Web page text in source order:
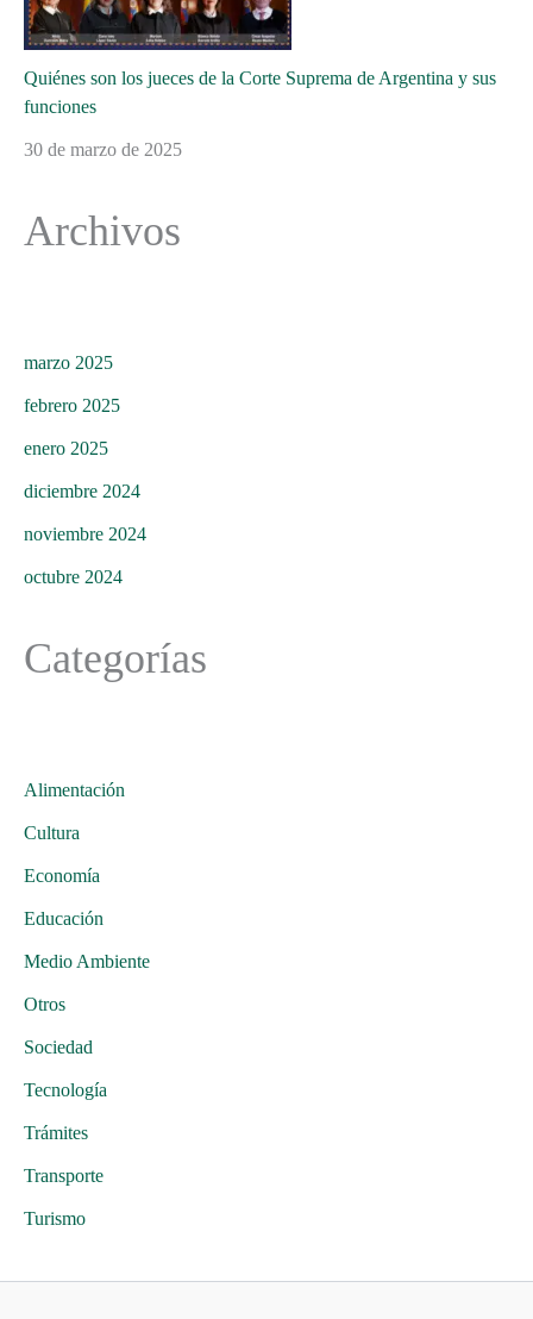
Quiénes son los jueces de la Corte Suprema de Argentina y sus
funciones
30 de marzo de 2025
Archivos
marzo 2025
febrero 2025
enero 2025
diciembre 2024
noviembre 2024
octubre 2024
Categorías
Alimentación
Cultura
Economía
Educación
Medio Ambiente
Otros
Sociedad
Tecnología
Trámites
Transporte
Turismo